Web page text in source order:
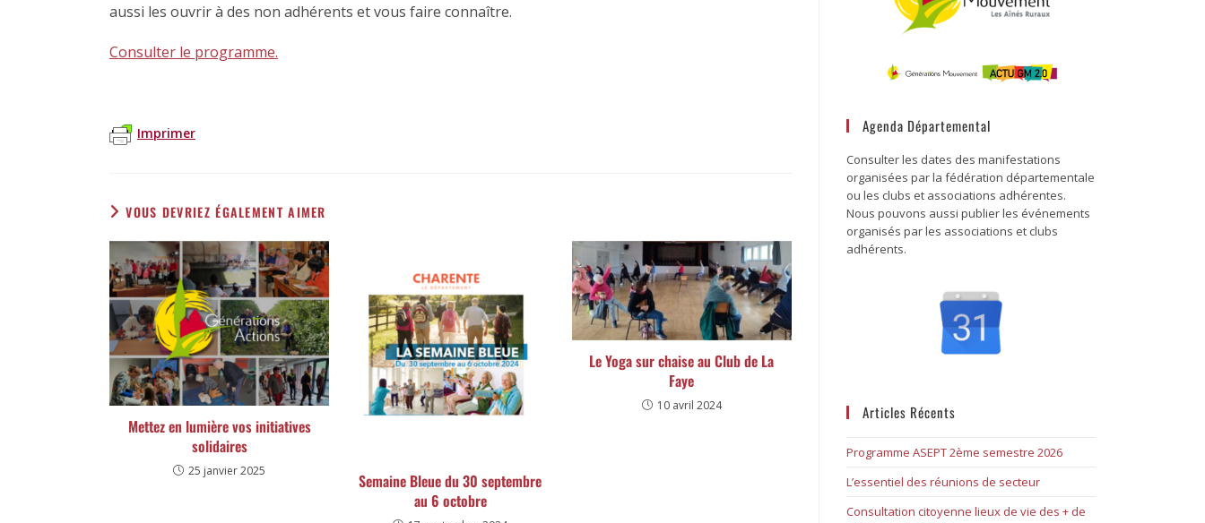
aussi les ouvrir à des non adhérents et vous faire connaître.
Consulter le programme.
Imprimer
VOUS DEVRIEZ ÉGALEMENT AIMER
Mettez en lumière vos initiatives
solidaires
25 janvier 2025
Semaine Bleue du 30 septembre
au 6 octobre
Le Yoga sur chaise au Club de La
Faye
10 avril 2024
Agenda Départemental
Consulter les dates des manifestations
organisées par la fédération départementale
ou les clubs et associations adhérentes.
Nous pouvons aussi publier les événements
organisés par les associations et clubs
adhérents.
Articles Récents
Programme ASEPT 2ème semestre 2026
L’essentiel des réunions de secteur
Consultation citoyenne lieux de vie des + de